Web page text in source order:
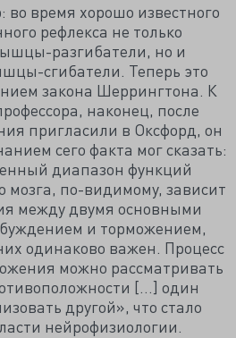
во время хорошо известного
рефлекса не только
разгибатели, но и
сгибатели. Теперь это
закона Шеррингтона. К
наконец, после
пригласили в Оксфорд, он
сего факта мог сказать:
диапазон функций
мозга, по-видимому, зависит
между двумя основными
и торможением,
одинаково важен. Процесс
можно рассматривать
[…] один
другой», что стало
нейрофизиологии.